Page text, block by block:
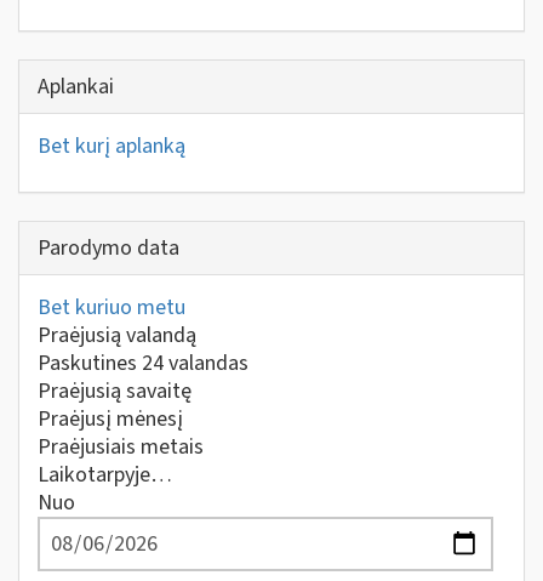
Aplankai
Bet kurį aplanką
Parodymo data
Bet kuriuo metu
Praėjusią valandą
Paskutines 24 valandas
Praėjusią savaitę
Praėjusį mėnesį
Praėjusiais metais
Laikotarpyje…
Nuo